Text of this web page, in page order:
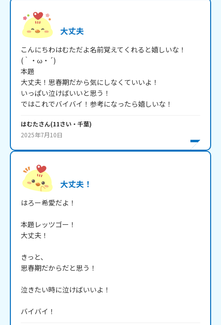
大丈夫
こんにちわはむただよ名前覚えてくれると嬉しいな！
(｀・ω・´)
本題
大丈夫！思春期だから気にしなくていいよ！
いっぱい泣けばいいと思う！
ではこれでバイバイ！参考になったら嬉しいな！
はむたさん(11さい・ 千葉)
2025年7月10日
大丈夫！
はろー希愛だよ！
本題レッツゴー！
大丈夫！
きっと、
思春期だからだと思う！
泣きたい時に泣けばいいよ！
バイバイ！